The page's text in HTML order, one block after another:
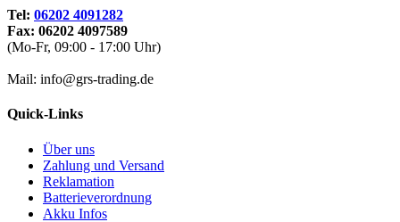
Tel: 06202 4091282
Fax: 06202 4097589
(Mo-Fr, 09:00 - 17:00 Uhr)
Mail: info@grs-trading.de
Quick-Links
Über uns
Zahlung und Versand
Reklamation
Batterieverordnung
Akku Infos